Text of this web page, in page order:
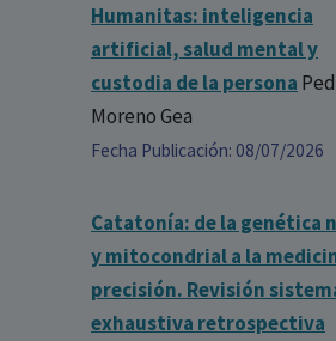
Humanitas: inteligencia
artificial, salud mental y
custodia de la persona
Moreno Gea
Fecha Publicación: 08/07/2026
Catatonía: de la genética
y mitocondrial a la
precisión. Revisión
exhaustiva retrospectiva